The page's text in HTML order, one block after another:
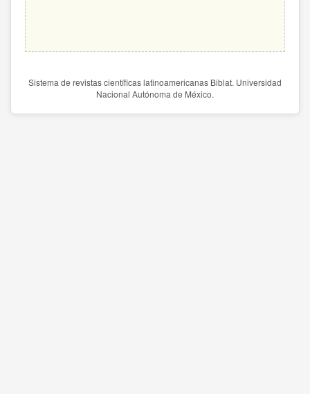
Sistema de revistas científicas latinoamericanas Biblat. Universidad
Nacional Autónoma de México.